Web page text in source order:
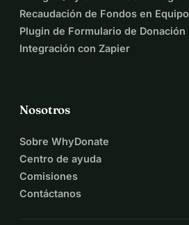
Recaudación de Fondos en Equipo
Plugin de Formulario de Donación
Integración con Zapier
Nosotros
Sobre WhyDonate
Centro de ayuda
Comisiones
Contáctanos